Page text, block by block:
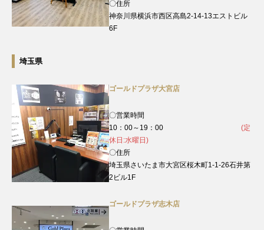
〇住所
神奈川県横浜市西区高島2-14-13エストビル
6F
埼玉県
ゴールドプラザ大宮店
〇営業時間
10：00～19：00 (定
休日:水曜日)
〇住所
埼玉県さいたま市大宮区桜木町1-1-26石井第
2ビル1F
ゴールドプラザ志木店